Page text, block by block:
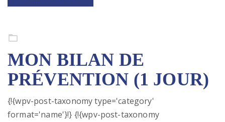
MON BILAN DE
PRÉVENTION (1 JOUR)
{!{wpv-post-taxonomy type='category'
format='name'}!} {!{wpv-post-taxonomy